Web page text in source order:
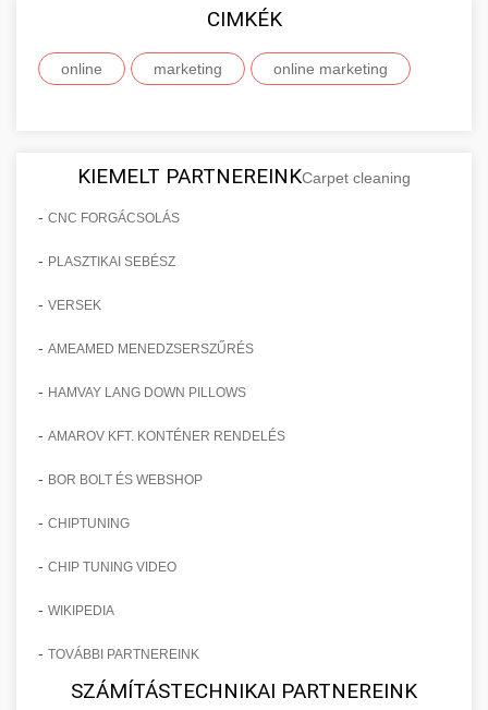
CIMKÉK
online marketing online marketing
KIEMELT PARTNEREINKCarpet cleaning
- CNC FORGÁCSOLÁS
- PLASZTIKAI SEBÉSZ
- VERSEK
- AMEAMED MENEDZSERSZŰRÉS
- HAMVAY LANG DOWN PILLOWS
- AMAROV KFT. KONTÉNER RENDELÉS
- BOR BOLT ÉS WEBSHOP
- CHIPTUNING
- CHIP TUNING VIDEO
- WIKIPEDIA
- TOVÁBBI PARTNEREINK
SZÁMÍTÁSTECHNIKAI PARTNEREINK